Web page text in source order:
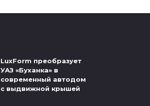
LuxForm преобразует
УАЗ «Буханка» в
современный автодом
с выдвижной крышей